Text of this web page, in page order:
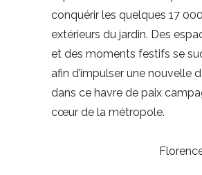
conquérir les quelques 17
extérieurs du jardin. Des
et des moments festifs se
afin d’impulser une nouvelle
dans ce havre de paix
cœur de la métropole.